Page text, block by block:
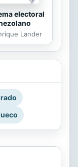
electoral
Lander